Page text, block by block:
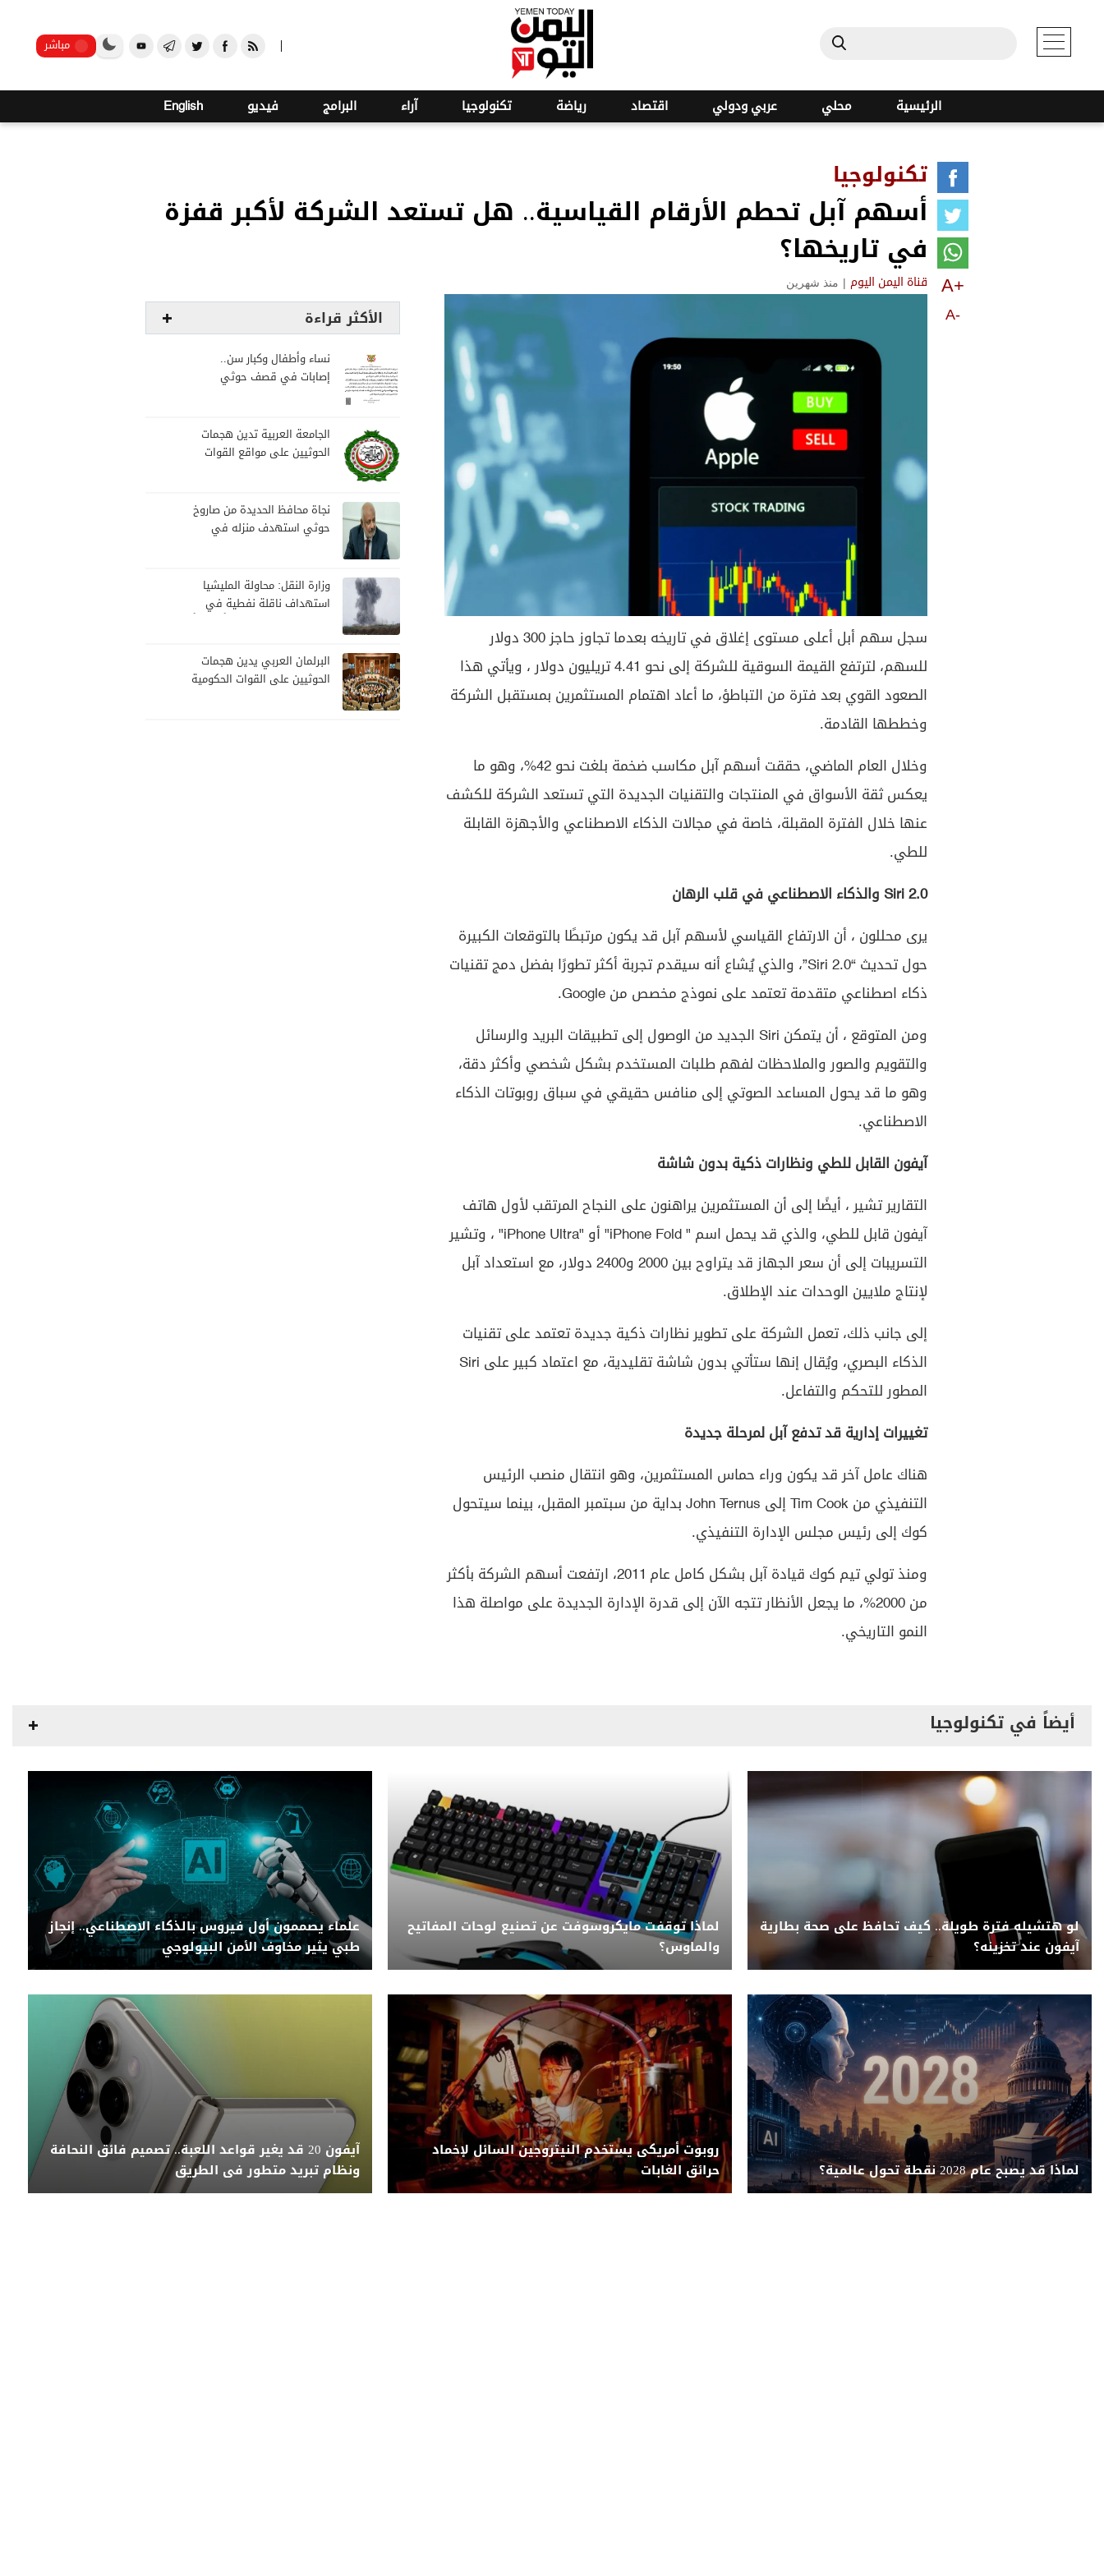
مباشر
الرئيسية محلي عربي ودولي اقتصاد رياضة تكنولوجيا آراء البرامج فيديو English
تكنولوجيا
أسهم آبل تحطم الأرقام القياسية.. هل تستعد الشركة لأكبر قفزة
في تاريخها؟
قناة اليمن اليوم | منذ شهرين A+
A-
سجل سهم أبل أعلى مستوى إغلاق في تاريخه بعدما تجاوز حاجز 300 دولار
للسهم، لترتفع القيمة السوقية للشركة إلى نحو 4.41 تريليون دولار ، ويأتي هذا
الصعود القوي بعد فترة من التباطؤ، ما أعاد اهتمام المستثمرين بمستقبل الشركة
وخططها القادمة.
وخلال العام الماضي، حققت أسهم آبل مكاسب ضخمة بلغت نحو 42%، وهو ما
يعكس ثقة الأسواق في المنتجات والتقنيات الجديدة التي تستعد الشركة للكشف
عنها خلال الفترة المقبلة، خاصة في مجالات الذكاء الاصطناعي والأجهزة القابلة
للطي.
Siri 2.0 والذكاء الاصطناعي في قلب الرهان
يرى محللون ، أن الارتفاع القياسي لأسهم آبل قد يكون مرتبطًا بالتوقعات الكبيرة
حول تحديث “Siri 2.0”، والذي يُشاع أنه سيقدم تجربة أكثر تطورًا بفضل دمج تقنيات
ذكاء اصطناعي متقدمة تعتمد على نموذج مخصص من Google.
ومن المتوقع ، أن يتمكن Siri الجديد من الوصول إلى تطبيقات البريد والرسائل
والتقويم والصور والملاحظات لفهم طلبات المستخدم بشكل شخصي وأكثر دقة،
وهو ما قد يحول المساعد الصوتي إلى منافس حقيقي في سباق روبوتات الذكاء
الاصطناعي.
آيفون القابل للطي ونظارات ذكية بدون شاشة
التقارير تشير ، أيضًا إلى أن المستثمرين يراهنون على النجاح المرتقب لأول هاتف
آيفون قابل للطي، والذي قد يحمل اسم " iPhone Fold" أو "iPhone Ultra" ، وتشير
التسريبات إلى أن سعر الجهاز قد يتراوح بين 2000 و2400 دولار، مع استعداد آبل
لإنتاج ملايين الوحدات عند الإطلاق.
إلى جانب ذلك، تعمل الشركة على تطوير نظارات ذكية جديدة تعتمد على تقنيات
الذكاء البصري، ويُقال إنها ستأتي بدون شاشة تقليدية، مع اعتماد كبير على Siri
المطور للتحكم والتفاعل.
تغييرات إدارية قد تدفع آبل لمرحلة جديدة
هناك عامل آخر قد يكون وراء حماس المستثمرين، وهو انتقال منصب الرئيس
التنفيذي من Tim Cook إلى John Ternus بداية من سبتمبر المقبل، بينما سيتحول
كوك إلى رئيس مجلس الإدارة التنفيذي.
ومنذ تولي تيم كوك قيادة آبل بشكل كامل عام 2011، ارتفعت أسهم الشركة بأكثر
من 2000%، ما يجعل الأنظار تتجه الآن إلى قدرة الإدارة الجديدة على مواصلة هذا
النمو التاريخي.
الأكثر قراءة
نساء وأطفال وكبار سن..
إصابات في قصف حوثي
الجامعة العربية تدين هجمات
الحوثيين على مواقع القوات
نجاة محافظ الحديدة من صاروخ
حوثي استهدف منزله في
وزارة النقل: محاولة المليشيا
استهداف ناقلة نفطية في
البرلمان العربي يدين هجمات
الحوثيين على القوات الحكومية
أيضاً في تكنولوجيا
لو هتشيله فترة طويلة.. كيف تحافظ على صحة بطارية
آيفون عند تخزينه؟
لماذا توقفت مايكروسوفت عن تصنيع لوحات المفاتيح
والماوس؟
علماء يصممون أول فيروس بالذكاء الاصطناعي.. إنجاز
طبي يثير مخاوف الأمن البيولوجي
لماذا قد يصبح عام 2028 نقطة تحول عالمية؟
روبوت أمريكى يستخدم النيتروجين السائل لإخماد
حرائق الغابات
آيفون 20 قد يغير قواعد اللعبة.. تصميم فائق النحافة
ونظام تبريد متطور فى الطريق